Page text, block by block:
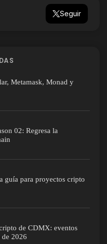
Seguir
Metamask, Monad y
02: Regresa la
guía para proyectos cripto
de CDMX: eventos
2026